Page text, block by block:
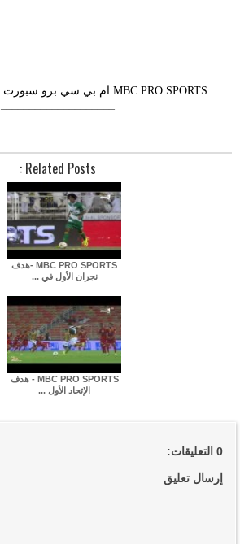
MBC PRO SPORTS ام بي سي برو سبورت
––––––––––––––––––––
Related Posts :
MBC PRO SPORTS -هدف
نجران الأول في ...
MBC PRO SPORTS - هدف
الإتحاد الأول ...
0 التعليقات:
إرسال تعليق